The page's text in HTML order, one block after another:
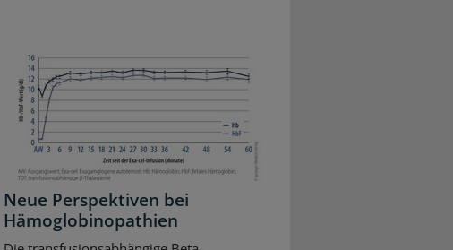
Neue Perspektiven bei
Hämoglobinopathien